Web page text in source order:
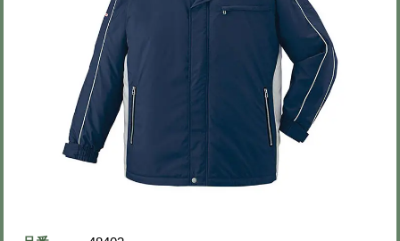
防寒パンツ